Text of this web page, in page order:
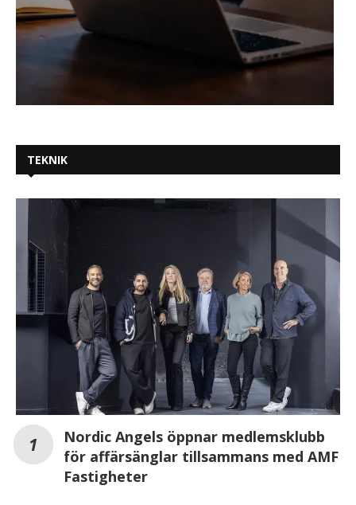
TEKNIK
Nordic Angels öppnar medlemsklubb
för affärsänglar tillsammans med AMF
Fastigheter